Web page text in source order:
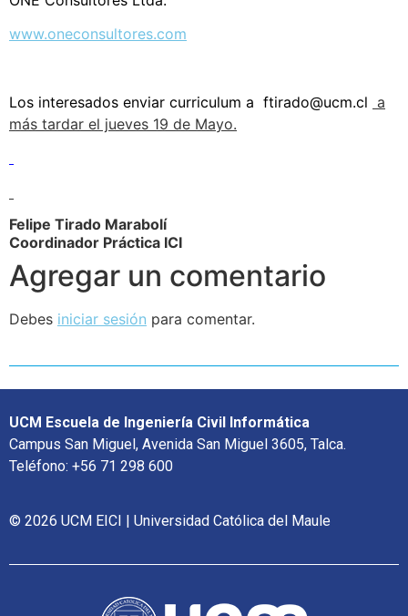
www.oneconsultores.com
Los interesados enviar curriculum a ftirado@ucm.cl a
más tardar el jueves 19 de Mayo.
Felipe Tirado Marabolí
Coordinador Práctica ICI
Agregar un comentario
Debes iniciar sesión para comentar.
UCM Escuela de Ingeniería Civil Informática
Campus San Miguel, Avenida San Miguel 3605, Talca.
Teléfono: +56 71 298 600
© 2026 UCM EICI | Universidad Católica del Maule